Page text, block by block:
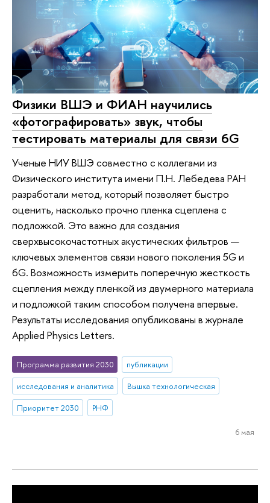
Физики ВШЭ и ФИАН научились
«фотографировать» звук, чтобы
тестировать материалы для связи 6G
Ученые НИУ ВШЭ совместно с коллегами из
Физического института имени П.Н. Лебедева РАН
разработали метод, который позволяет быстро
оценить, насколько прочно пленка сцеплена с
подложкой. Это важно для создания
сверхвысокочастотных акустических фильтров —
ключевых элементов связи нового поколения 5G и
6G. Возможность измерить поперечную жесткость
сцепления между пленкой из двумерного материала
и подложкой таким способом получена впервые.
Результаты исследования опубликованы в журнале
Applied Physics Letters.
Программа развития 2030
публикации
исследования и аналитика
Вышка технологическая
Приоритет 2030
РНФ
6 мая